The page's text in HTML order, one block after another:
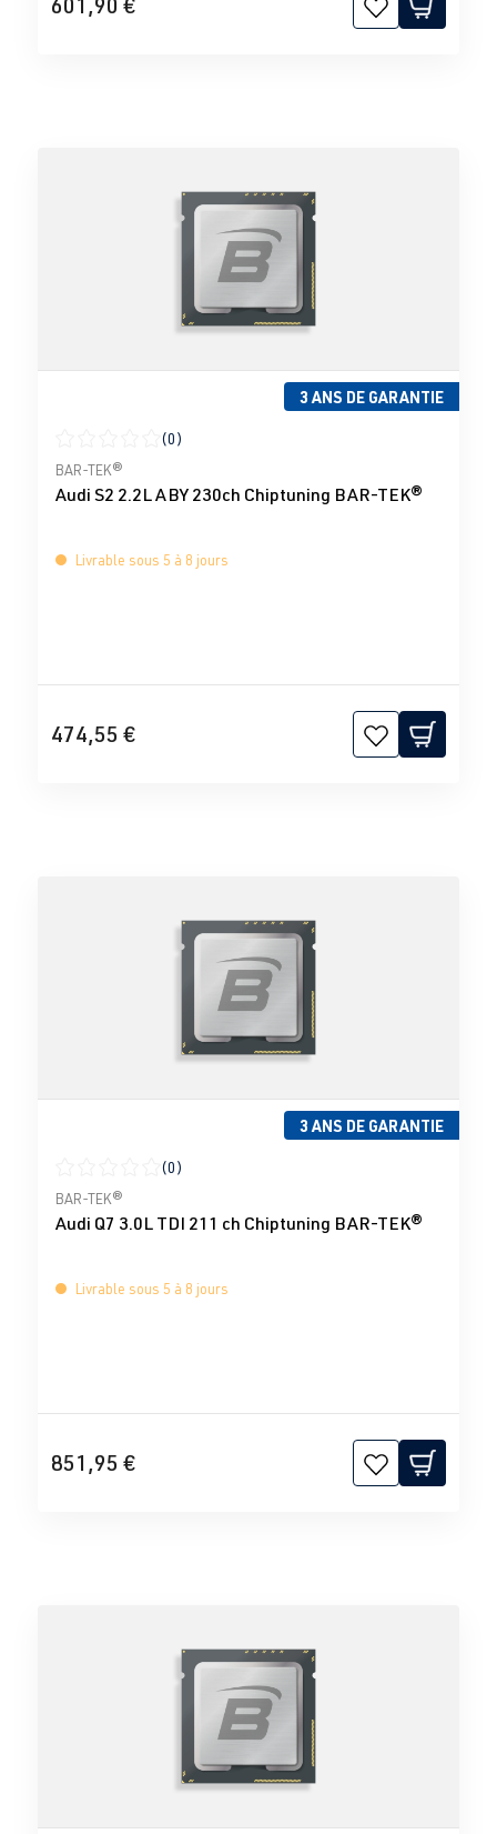
3 ANS DE GARANTIE
Note moyenne de 0 sur 5 étoiles
(0)
BAR-TEK®
Audi S2 2.2L ABY 230ch Chiptuning BAR-TEK®
Livrable sous 5 à 8 jours
474,55 €
3 ANS DE GARANTIE
Note moyenne de 0 sur 5 étoiles
(0)
BAR-TEK®
Audi Q7 3.0L TDI 211 ch Chiptuning BAR-TEK®
Livrable sous 5 à 8 jours
851,95 €